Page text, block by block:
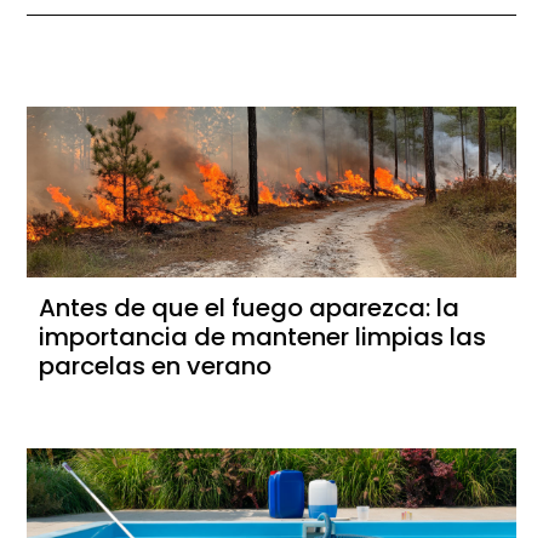
Antes de que el fuego aparezca: la
importancia de mantener limpias las
parcelas en verano